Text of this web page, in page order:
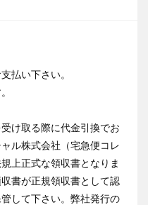
払い下さい。
け取る際に代金引換でお
ル株式会社（宅急便コレ
上正式な領収書となりま
書が正規領収書として認
して下さい。弊社発行の